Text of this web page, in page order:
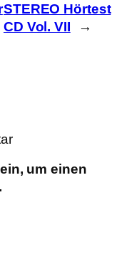
STEREO Hörtest
CD Vol. VII
→
um einen